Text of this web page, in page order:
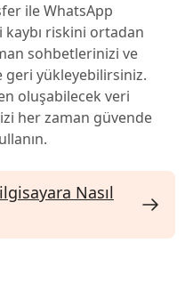
ile WhatsApp
riskini ortadan
sohbetlerinizi ve
geri yükleyebilirsiniz.
oluşabilecek veri
her zaman güvende
Nasıl